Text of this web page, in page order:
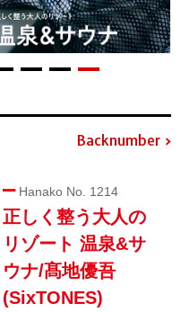
Backnumber
Hanako No. 1214
正しく整う大人の
リゾート 温泉&サ
ウナ/髙地優吾
(SixTONES)